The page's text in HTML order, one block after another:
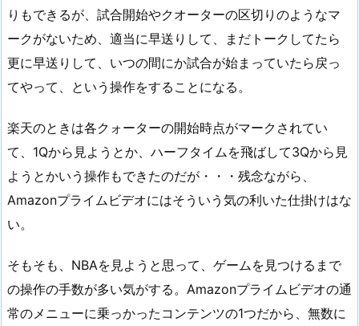
りもできるが、試合開始やクオーターの区切りのようなマ
ークがないため、適当に早送りして、まだトークしてたら
更に早送りして、いつの間にか試合が始まっていたら戻っ
てやって、という操作をすることになる。
楽天のときは各クォーターの開始時点がマークされてい
て、1Qから見ようとか、ハーフタイムを飛ばして3Qから見
ようとかいう操作もできたのだが・・・残念ながら、
Amazonプライムビデオにはそういう気の利いた仕掛けはな
い。
そもそも、NBAを見ようと思って、ゲームを見つけるまで
の操作の手数が多い気がする。Amazonプライムビデオの通
常のメニューに乗っかったコンテンツの1つだから、無数に